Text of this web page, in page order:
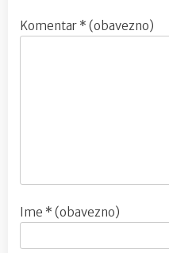
Komentar * (obavezno)
Ime * (obavezno)